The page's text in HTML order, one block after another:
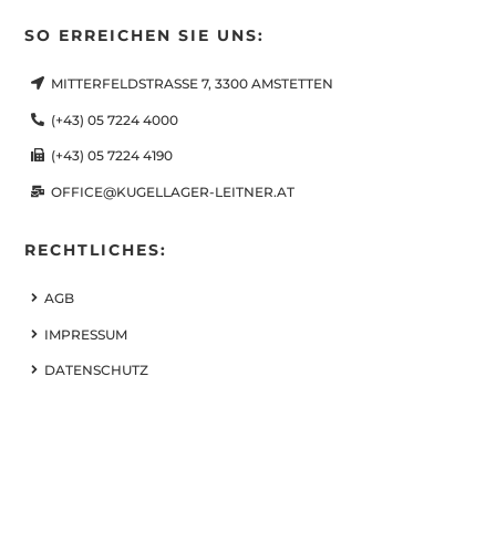
SO ERREICHEN SIE UNS:
MITTERFELDSTRASSE 7, 3300 AMSTETTEN
(+43) 05 7224 4000
(+43) 05 7224 4190
OFFICE@KUGELLAGER-LEITNER.AT
RECHTLICHES:
AGB
IMPRESSUM
DATENSCHUTZ